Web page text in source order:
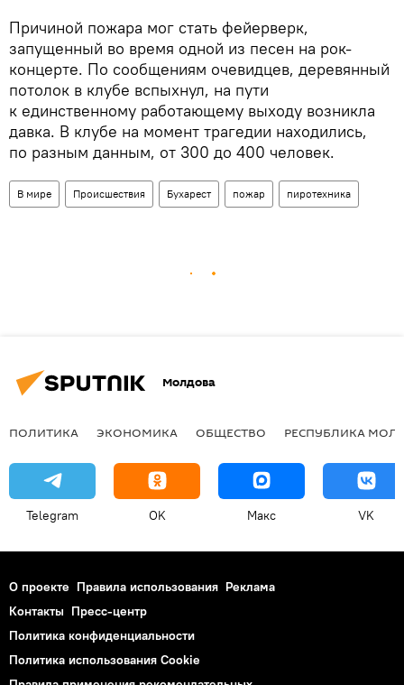
Причиной пожара мог стать фейерверк,
запущенный во время одной из песен на рок-
концерте. По сообщениям очевидцев, деревянный
потолок в клубе вспыхнул, на пути
к единственному работающему выходу возникла
давка. В клубе на момент трагедии находились,
по разным данным, от 300 до 400 человек.
В мире Происшествия Бухарест пожар пиротехника
Молдова
ПОЛИТИКА ЭКОНОМИКА ОБЩЕСТВО РЕСПУБЛИКА
Telegram OK Макс VK
О проекте Правила использования Реклама
Контакты Пресс-центр
Политика конфиденциальности
Политика использования Cookie